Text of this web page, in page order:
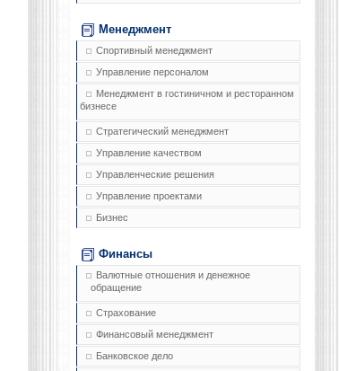
Менеджмент
Спортивный менеджмент
Управление персоналом
Менеджмент в гостиничном и ресторанном
бизнесе
Стратегический менеджмент
Управление качеством
Управленческие решения
Управление проектами
Бизнес
Финансы
Валютные отношения и денежное
обращение
Страхование
Финансовый менеджмент
Банковское дело